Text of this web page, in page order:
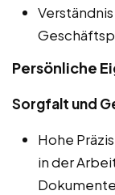
Persönliche
Sorgfalt und
Hohe
in der